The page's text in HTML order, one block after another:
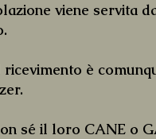
viene servita
è
sé il loro CANE o